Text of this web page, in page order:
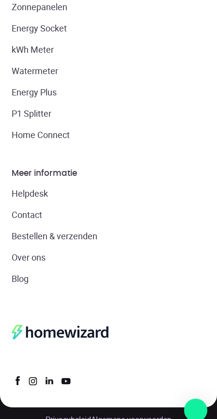
Zonnepanelen
Energy Socket
kWh Meter
Watermeter
Energy Plus
P1 Splitter
Home Connect
Meer informatie
Helpdesk
Contact
Bestellen & verzenden
Over ons
Blog